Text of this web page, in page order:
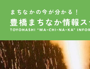
まちなかの今が分かる！